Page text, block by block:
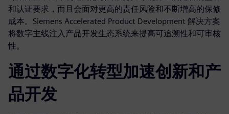
和认证要求，而且会面对更高的责任风险和不断增高的保修
成本。Siemens Accelerated Product Development 解决方案
将数字主线注入产品开发生态系统来提高可追溯性和可审核
性。
通过数字化转型加速创新和产
品开发